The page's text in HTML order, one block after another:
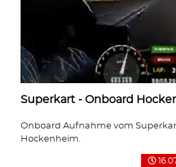
Superkart - Onboard
Onboard Aufnahme vom
Hockenheim.